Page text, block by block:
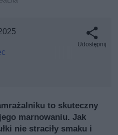
Udostępnij
to skuteczny
marnowaniu. Jak
nie straciły smaku i